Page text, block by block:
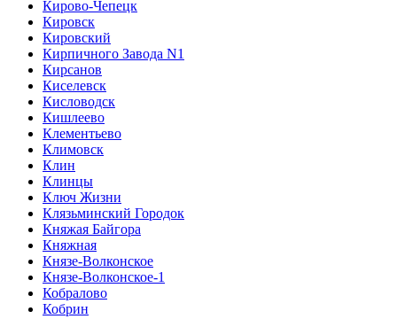
Кирово-Чепецк
Кировск
Кировский
Кирпичного Завода N1
Кирсанов
Киселевск
Кисловодск
Кишлеево
Клементьево
Климовск
Клин
Клинцы
Ключ Жизни
Клязьминский Городок
Княжая Байгора
Княжная
Князе-Волконское
Князе-Волконское-1
Кобралово
Кобрин